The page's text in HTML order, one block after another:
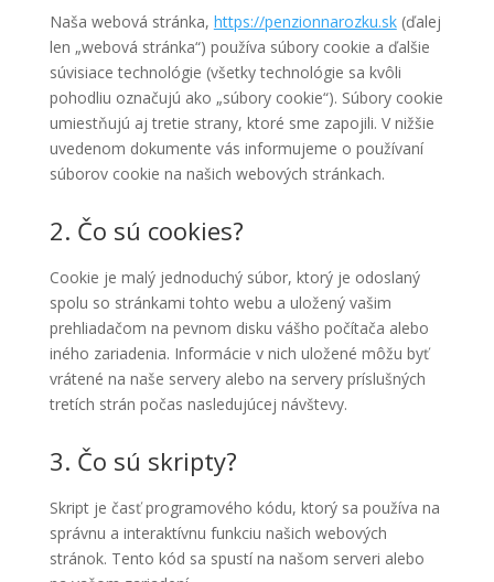
Naša webová stránka, https://penzionnarozku.sk(ďalej
len „webová stránka“) používa súbory cookie a ďalšie
súvisiace technológie (všetky technológie sa kvôli
pohodliu označujú ako „súbory cookie“). Súbory cookie
umiestňujú aj tretie strany, ktoré sme zapojili. V nižšie
uvedenom dokumente vás informujeme o používaní
súborov cookie na našich webových stránkach.
2. Čo sú cookies?
Cookie je malý jednoduchý súbor, ktorý je odoslaný
spolu so stránkami tohto webu a uložený vašim
prehliadačom na pevnom disku vášho počítača alebo
iného zariadenia. Informácie v nich uložené môžu byť
vrátené na naše servery alebo na servery príslušných
tretích strán počas nasledujúcej návštevy.
3. Čo sú skripty?
Skript je časť programového kódu, ktorý sa používa na
správnu a interaktívnu funkciu našich webových
stránok. Tento kód sa spustí na našom serveri alebo